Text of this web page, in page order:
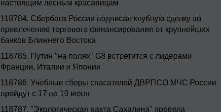
настоящим лесным красавицам
118784. Сбербанк России подписал клубную сделку по
привлечению торгового финансирования от крупнейших
банков Ближнего Востока
118785. Путин "на полях" G8 встретится с лидерами
Франции, Италии и Японии
118786. Учебные сборы спасателей ДВРПСО МЧС России
пройдут с 17 по 19 июня
118787. "Экологическая вахта Сахалина" провела